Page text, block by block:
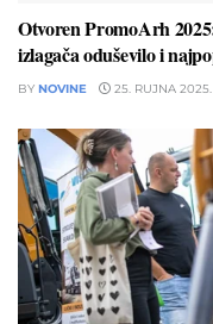
Otvoren PromoArh
izlagača oduševilo i
BY NOVINE 25. RUJNA 2025.